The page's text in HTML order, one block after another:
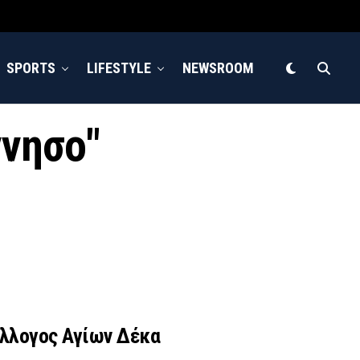
SPORTS LIFESTYLE NEWSROOM
Αγίων Δέκα